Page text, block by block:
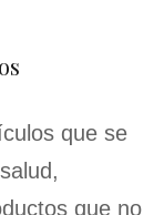
que se
que no